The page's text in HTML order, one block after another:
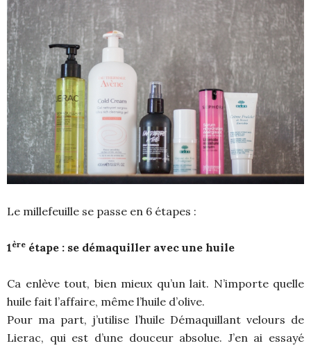
Le millefeuille se passe en 6 étapes :
1ère étape : se démaquiller avec une huile
Ca enlève tout, bien mieux qu’un lait. N’importe quelle
huile fait l’affaire, même l’huile d’olive.
Pour ma part, j’utilise l’huile Démaquillant velours de
Lierac, qui est d’une douceur absolue. J’en ai essayé